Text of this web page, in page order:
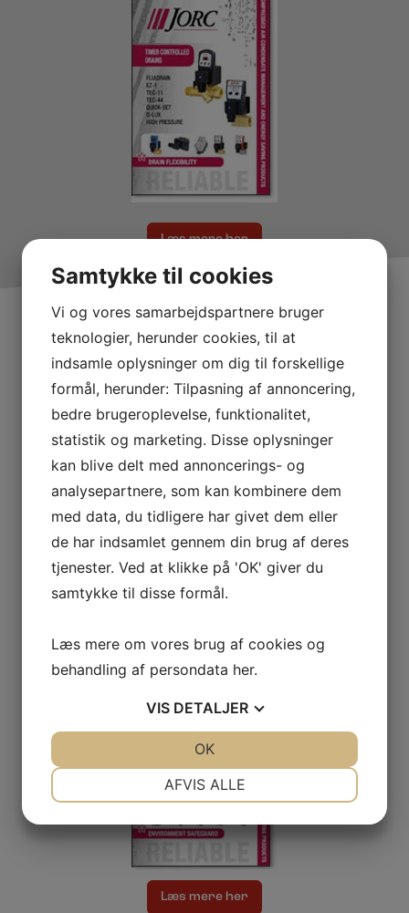
Læs mere her
Adsorptionstørrer
Læs mere her
Olie-vandudskillere
Læs mere her
Samtykke til cookies
Vi og vores samarbejdspartnere bruger
teknologier, herunder cookies, til at
indsamle oplysninger om dig til forskellige
formål, herunder: Tilpasning af annoncering,
bedre brugeroplevelse, funktionalitet,
statistik og marketing. Disse oplysninger
kan blive delt med annoncerings- og
analysepartnere, som kan kombinere dem
med data, du tidligere har givet dem eller
de har indsamlet gennem din brug af deres
tjenester. Ved at klikke på 'OK' giver du
samtykke til disse formål.
Læs mere om vores brug af cookies og
behandling af persondata her.
VIS DETALJER
MARKETING STATISTIK
AFVIS ALLE
OK